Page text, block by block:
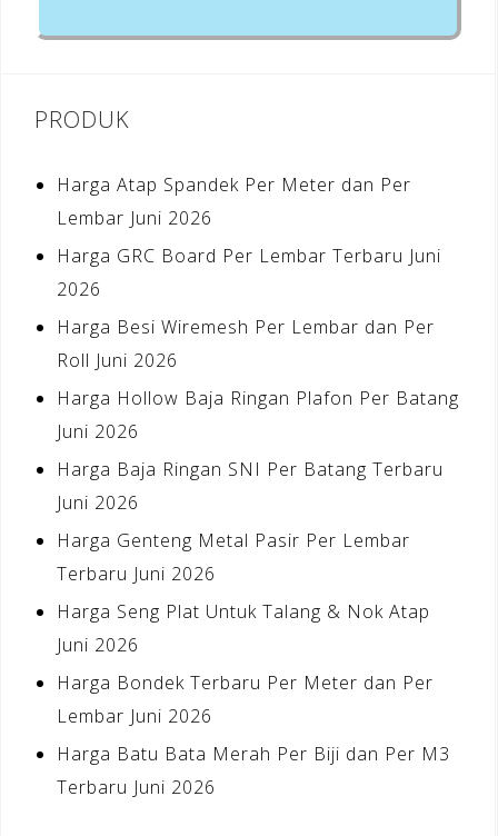
PRODUK
Harga Atap Spandek Per Meter dan Per
Lembar Juni 2026
Harga GRC Board Per Lembar Terbaru Juni
2026
Harga Besi Wiremesh Per Lembar dan Per
Roll Juni 2026
Harga Hollow Baja Ringan Plafon Per Batang
Juni 2026
Harga Baja Ringan SNI Per Batang Terbaru
Juni 2026
Harga Genteng Metal Pasir Per Lembar
Terbaru Juni 2026
Harga Seng Plat Untuk Talang & Nok Atap
Juni 2026
Harga Bondek Terbaru Per Meter dan Per
Lembar Juni 2026
Harga Batu Bata Merah Per Biji dan Per M3
Terbaru Juni 2026